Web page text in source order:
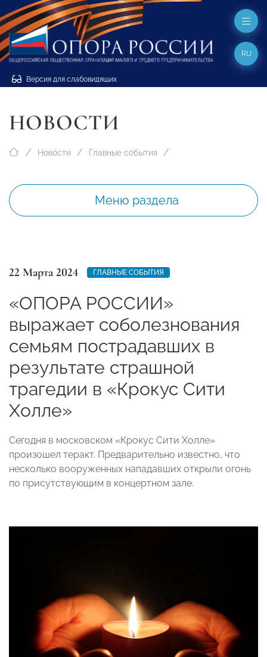
Версия для слабовидящих
RU
НОВОСТИ
Новости Главные события
Меню раздела
22 Марта 2024 ГЛАВНЫЕ СОБЫТИЯ
«ОПОРА РОССИИ»
выражает соболезнования
семьям пострадавших в
результате страшной
трагедии в «Крокус Сити
Холле»
Сегодня в московском «Крокус Сити Холле»
произошел теракт. Предварительно известно, что
несколько вооруженных нападавших открыли огонь
по присутствующим в концертном зале.